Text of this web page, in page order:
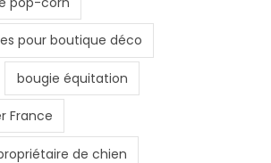
pour boutique déco
bougie équitation
France
de chien